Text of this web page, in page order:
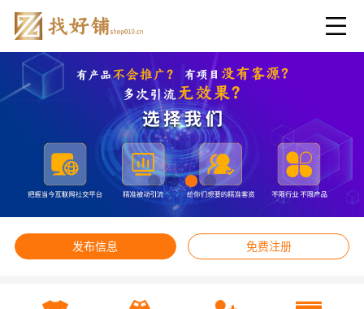
发布信息 免费注册